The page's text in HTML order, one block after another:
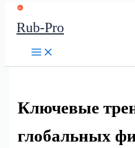
Rub-Pro
Ключевые
глобальных